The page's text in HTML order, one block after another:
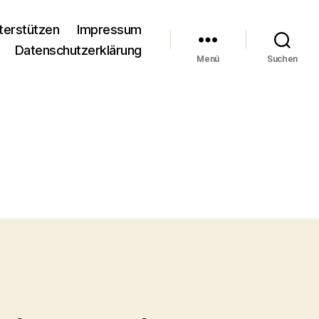
Impressum
Datenschutzerklärung
Menü Suchen